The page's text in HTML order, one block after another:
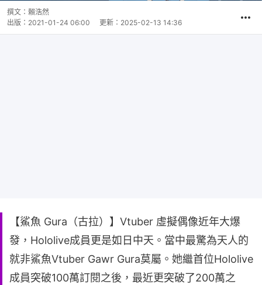
撰文： 賴浩然
出版： 2021-01-24 06:00 更新： 2025-02-13 14:36
【鯊魚 Gura（古拉）】Vtuber 虛擬偶像近年大爆
發，Hololive成員更是如日中天。當中最驚為天人的
就非鯊魚Vtuber Gawr Gura莫屬。她繼首位Hololive
成員突破100萬訂閱之後，最近更突破了200萬之